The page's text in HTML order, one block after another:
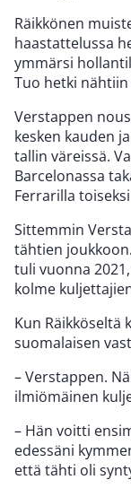
Räikkönen
haastattelussa
ymmärsi
Tuo hetki nähtiin
Verstappen
kesken kauden
tallin väreissä.
Barcelonassa
Ferrarilla
Sittemmin
tähtien
tuli vuonna
kolme
Kun Räikköseltä
suomalaisen
– Verstappen.
ilmiömäinen
– Hän voitti
edessäni
että tähti oli